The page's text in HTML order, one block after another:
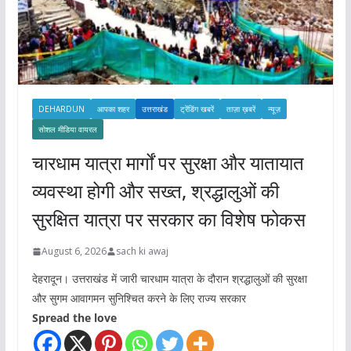
DEHARDUN आपका शहर उत्तराखंड ट्रेंडिंग खबरें ताज़ा ख़बरें
न्यूज़
सोशल मीडिया वायरल
चारधाम यात्रा मार्गों पर सुरक्षा और यातायात
व्यवस्था होगी और सख्त, श्रद्धालुओं की
सुरक्षित यात्रा पर सरकार का विशेष फोकस
August 6, 2026 sach ki awaj
देहरादून। उत्तराखंड में जारी चारधाम यात्रा के दौरान श्रद्धालुओं की सुरक्षा
और सुगम आवागमन सुनिश्चित करने के लिए राज्य सरकार
Spread the love